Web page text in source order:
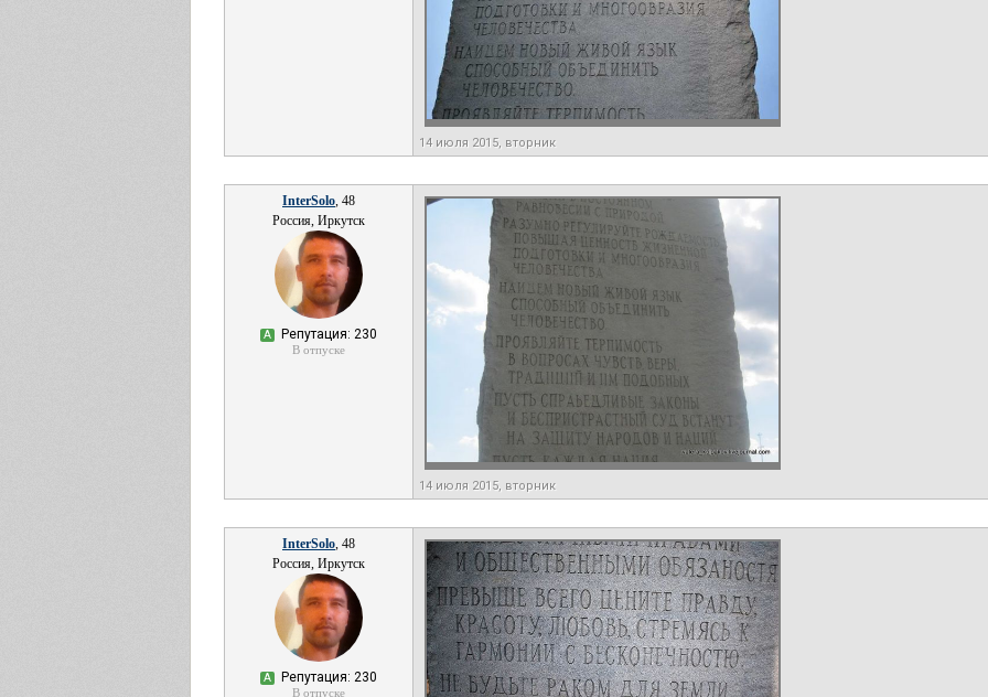
14 июля 2015, вторник
InterSolo, 48
Россия, Иркутск
А Репутация: 230
В отпуске
14 июля 2015, вторник
InterSolo, 48
Россия, Иркутск
А Репутация: 230
В отпуске